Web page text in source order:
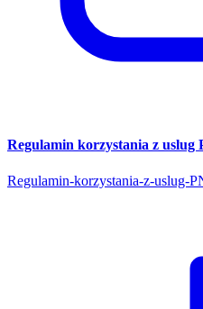
Regulamin korzystania z uslug
Regulamin-korzystania-z-uslug-